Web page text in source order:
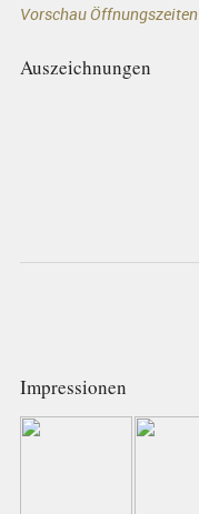
Vorschau Öffnungszeiten
Auszeichnungen
Impressionen